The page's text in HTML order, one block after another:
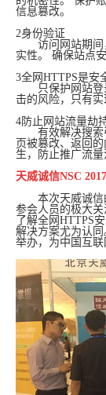
信息篡改。
2身份验证
访问网站期间
实性。 确保站点
3全网HTTPS是安
只保护网站登
击的风险，只有
4防止网站流量劫
有效解决搜索
页被篡改、返回
生，防止推广流量
天威诚信NSC
本次天威诚信的
参会人员的极大
了解全网HTTPS
解决方案尤为认
举办，为中国互联